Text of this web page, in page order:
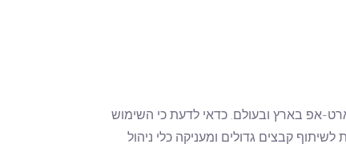
אפ בארץ ובעולם. כדאי לדעת כי השימוש
של 45$ לשנה, החבילה כוללת אפשרות לשיתוף קבצים גדולים ומעניקה כלי ניהול